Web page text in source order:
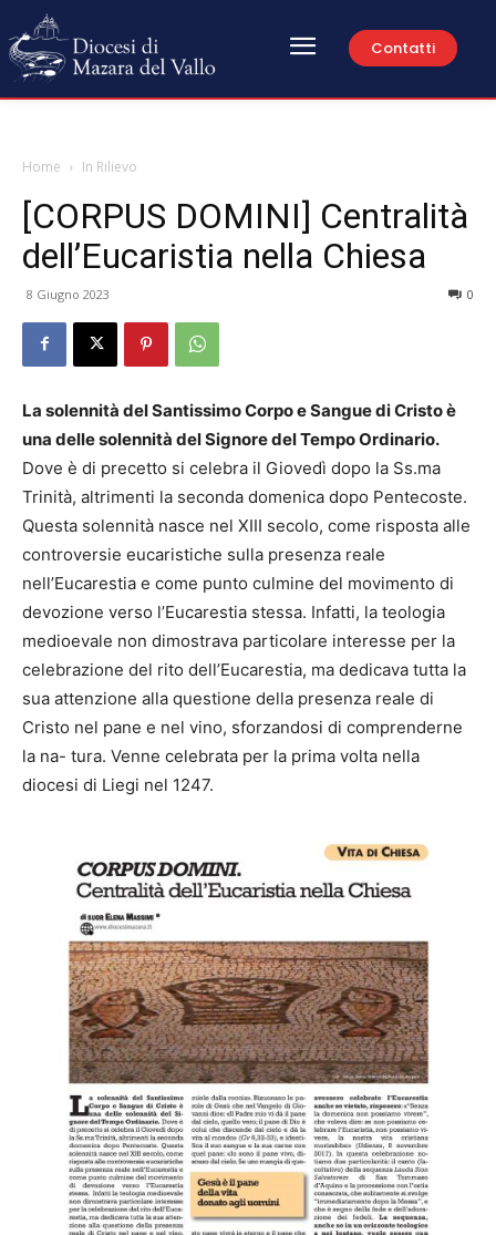
Contatti
Home In Rilievo
[CORPUS DOMINI] Centralità
dell’Eucaristia nella Chiesa
8 Giugno 2023 0
La solennità del Santissimo Corpo e Sangue di Cristo è
una delle solennità del Signore del Tempo Ordinario.
Dove è di precetto si celebra il Giovedì dopo la Ss.ma
Trinità, altrimenti la seconda domenica dopo Pentecoste.
Questa solennità nasce nel XIII secolo, come risposta alle
controversie eucaristiche sulla presenza reale
nell’Eucarestia e come punto culmine del movimento di
devozione verso l’Eucarestia stessa. Infatti, la teologia
medioevale non dimostrava particolare interesse per la
celebrazione del rito dell’Eucarestia, ma dedicava tutta la
sua attenzione alla questione della presenza reale di
Cristo nel pane e nel vino, sforzandosi di comprenderne
la na- tura. Venne celebrata per la prima volta nella
diocesi di Liegi nel 1247.